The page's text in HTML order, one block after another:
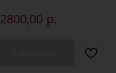
р.